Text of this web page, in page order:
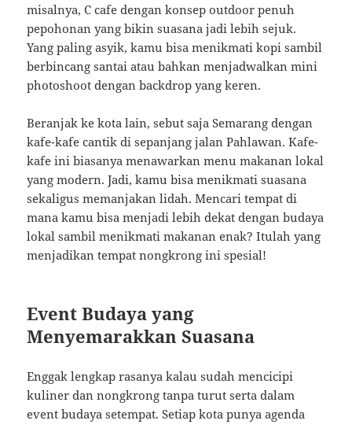
misalnya, C cafe dengan konsep outdoor penuh
pepohonan yang bikin suasana jadi lebih sejuk.
Yang paling asyik, kamu bisa menikmati kopi sambil
berbincang santai atau bahkan menjadwalkan mini
photoshoot dengan backdrop yang keren.
Beranjak ke kota lain, sebut saja Semarang dengan
kafe-kafe cantik di sepanjang jalan Pahlawan. Kafe-
kafe ini biasanya menawarkan menu makanan lokal
yang modern. Jadi, kamu bisa menikmati suasana
sekaligus memanjakan lidah. Mencari tempat di
mana kamu bisa menjadi lebih dekat dengan budaya
lokal sambil menikmati makanan enak? Itulah yang
menjadikan tempat nongkrong ini spesial!
Event Budaya yang
Menyemarakkan Suasana
Enggak lengkap rasanya kalau sudah mencicipi
kuliner dan nongkrong tanpa turut serta dalam
event budaya setempat. Setiap kota punya agenda